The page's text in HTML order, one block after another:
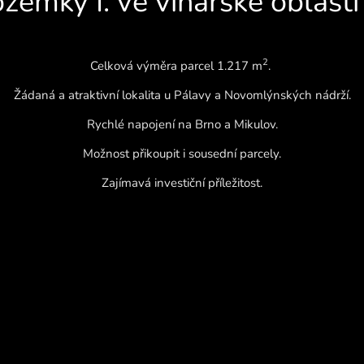
Celková výměra parcel 1.217 m2.
Žádaná a atraktivní lokalita u Pálavy a Novomlýnských nádrží.
Rychlé napojení na Brno a Mikulov.
Možnost přikoupit i sousední parcely.
Zajímavá investiční příležitost.